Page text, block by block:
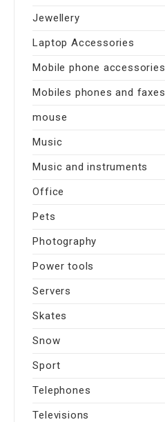
Jewellery
Laptop Accessories
Mobile phone accessories
Mobiles phones and faxes
mouse
Music
Music and instruments
Office
Pets
Photography
Power tools
Servers
Skates
Snow
Sport
Telephones
Televisions